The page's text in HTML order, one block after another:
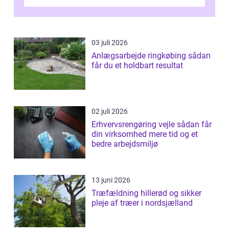
03 juli 2026
Anlægsarbejde ringkøbing sådan
får du et holdbart resultat
02 juli 2026
Erhvervsrengøring vejle sådan får
din virksomhed mere tid og et
bedre arbejdsmiljø
13 juni 2026
Træfældning hillerød og sikker
pleje af træer i nordsjælland